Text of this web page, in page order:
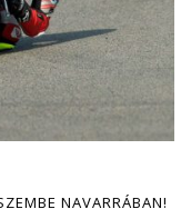
NAVARRÁBAN!